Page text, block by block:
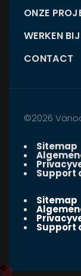
ONZE
WERKEN BIJ
CONTACT
©2026
Sitemap
Support
Sitemap
Support